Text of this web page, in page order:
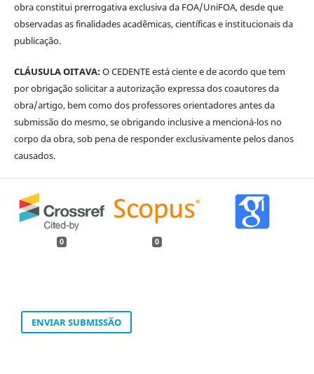
obra constitui prerrogativa exclusiva da FOA/UniFOA, desde que
observadas as finalidades acadêmicas, científicas e institucionais da
publicação.
CLÁUSULA OITAVA:O CEDENTE está ciente e de acordo que tem
por obrigação solicitar a autorização expressa dos coautores da
obra/artigo, bem como dos professores orientadores antes da
submissão do mesmo, se obrigando inclusive a mencioná-los no
corpo da obra, sob pena de responder exclusivamente pelos danos
causados.
0 0
ENVIAR SUBMISSÃO